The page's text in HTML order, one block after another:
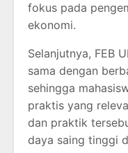
fokus pada
ekonomi.
Selanjutnya, FEB
sama dengan
sehingga
praktis yang
dan praktik
daya saing tinggi